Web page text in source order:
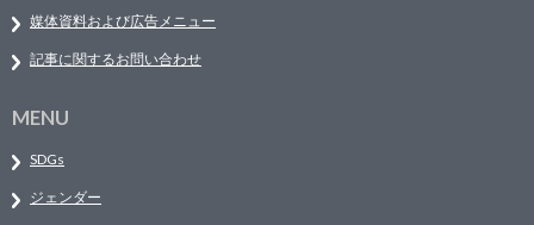
媒体資料および広告メニュー
記事に関するお問い合わせ
MENU
SDGs
ジェンダー